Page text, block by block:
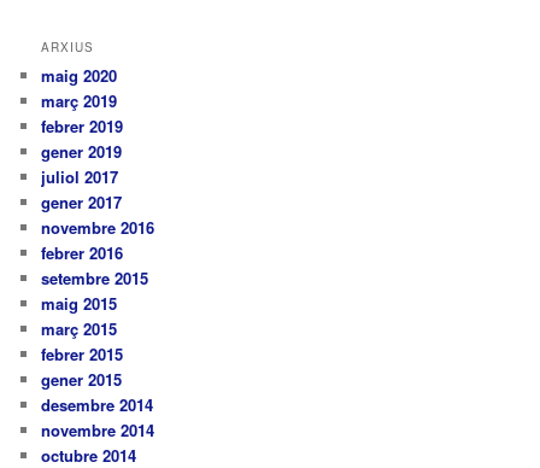
ARXIUS
maig 2020
març 2019
febrer 2019
gener 2019
juliol 2017
gener 2017
novembre 2016
febrer 2016
setembre 2015
maig 2015
març 2015
febrer 2015
gener 2015
desembre 2014
novembre 2014
octubre 2014